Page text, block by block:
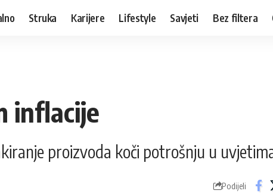
Struka Karijere Lifestyle Savjeti Bez filtera
inflacije
proizvoda koči potrošnju u
Podijeli